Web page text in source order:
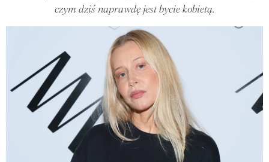
czym dziś naprawdę jest bycie kobietą.